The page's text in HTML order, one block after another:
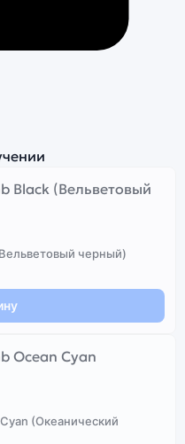
черный)
(Океанический